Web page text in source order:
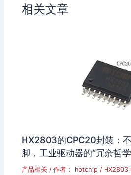
相关文章
HX2803的CPC20封装：
脚，工业驱动器的“冗余哲
产品相关 / 作者： hotchip/ HX2803